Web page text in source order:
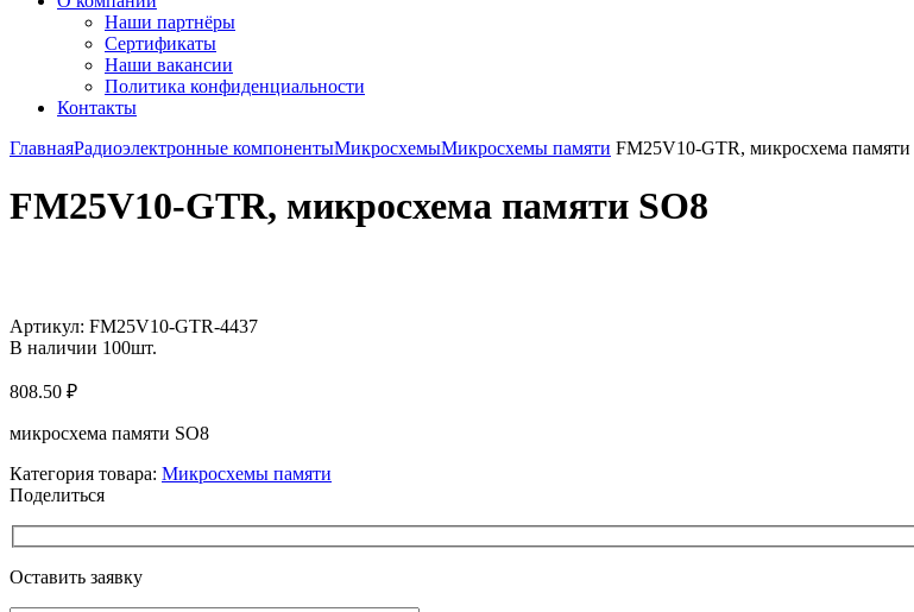
Наши партнёры
Сертификаты
Наши вакансии
Политика конфиденциальности
Контакты
ГлавнаяРадиоэлектронные компонентыМикросхемыМикросхемы памяти FM25V10-GTR, микросхема памяти
FM25V10-GTR, микросхема памяти SO8
Артикул: FM25V10-GTR-4437
В наличии 100шт.
808.50 ₽
микросхема памяти SO8
Категория товара: Микросхемы памяти
Поделиться
Оставить заявку